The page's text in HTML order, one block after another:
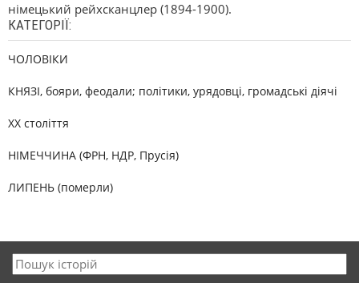
німецький рейхсканцлер (1894-1900).
КАТЕГОРІЇ:
ЧОЛОВІКИ
КНЯЗІ, бояри, феодали; політики, урядовці, громадські діячі
XX століття
НІМЕЧЧИНА (ФРН, НДР, Прусія)
ЛИПЕНЬ (померли)